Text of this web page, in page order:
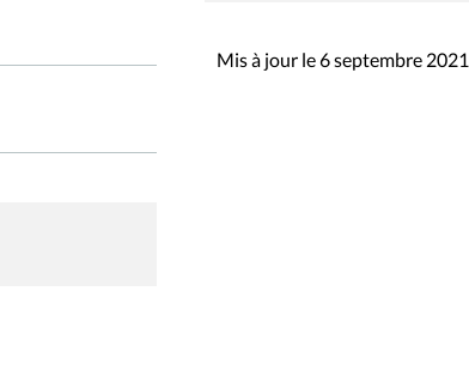
Mis à jour le 6 septembre 2021